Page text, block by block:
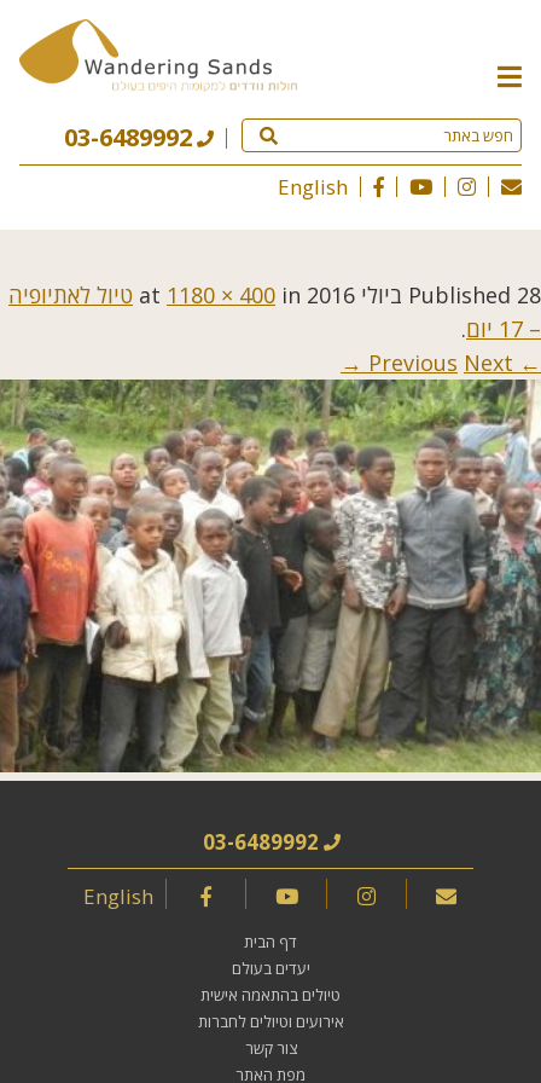
תפריט
האתר
03-6489992
English
Published 28 ביולי 2016 1180 × 400 in
טיול לאתיופיה
– 17 יום
.
← Previous
Next →
03-6489992
English
דף הבית
יעדים בעולם
טיולים בהתאמה אישית
אירועים וטיולים לחברות
צור קשר
מפת האתר